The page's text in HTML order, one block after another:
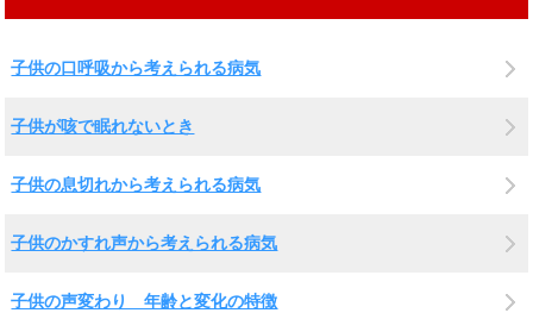
子供の口呼吸から考えられる病気
子供が咳で眠れないとき
子供の息切れから考えられる病気
子供のかすれ声から考えられる病気
子供の声変わり 年齢と変化の特徴